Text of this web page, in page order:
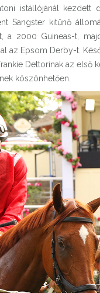
istállójánál
Sangster kitűnő
a 2000 Guineas-t,
az Epsom Derby-t.
Dettorinak az első
köszönhetően.